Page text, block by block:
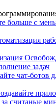
больше с
задач
чат-ботов
за считаные